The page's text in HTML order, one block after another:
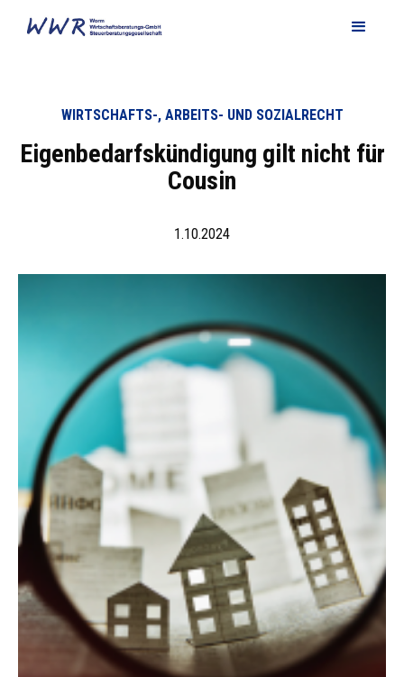
WIRTSCHAFTS-, ARBEITS- UND SOZIALRECHT
Eigenbedarfskündigung gilt nicht für
Cousin
1.10.2024